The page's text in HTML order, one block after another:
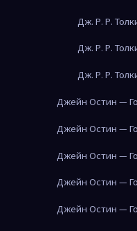
Дж. Р. Р.
Дж. Р. Р.
Дж. Р. Р.
Джейн Остин —
Джейн Остин —
Джейн Остин —
Джейн Остин —
Джейн Остин —